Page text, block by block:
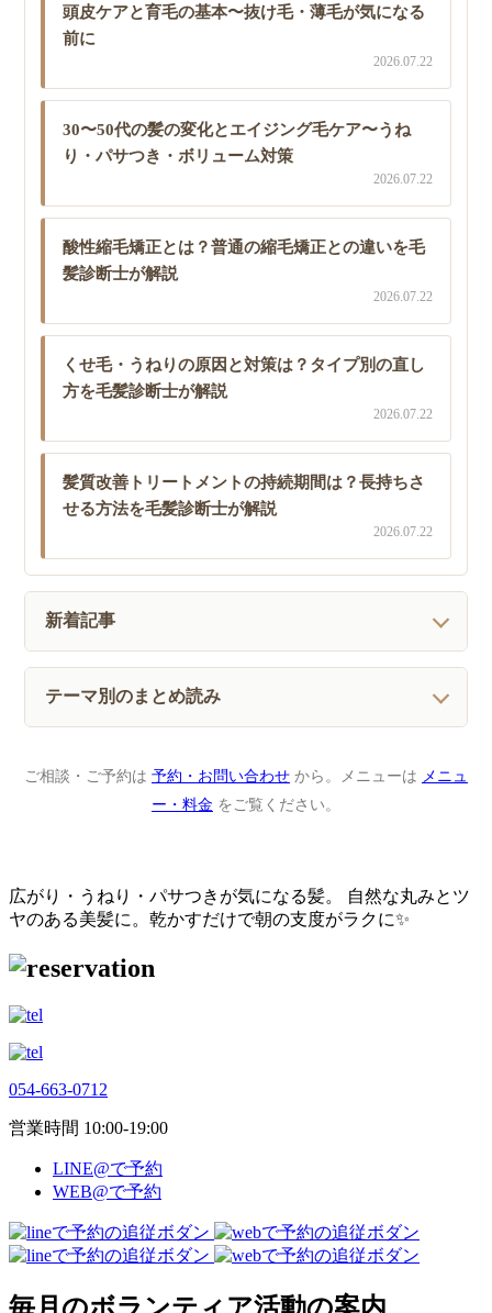
頭皮ケアと育毛の基本〜抜け毛・薄毛が気になる
前に
2026.07.22
30〜50代の髪の変化とエイジング毛ケア〜うね
り・パサつき・ボリューム対策
2026.07.22
酸性縮毛矯正とは？普通の縮毛矯正との違いを毛
髪診断士が解説
2026.07.22
くせ毛・うねりの原因と対策は？タイプ別の直し
方を毛髪診断士が解説
2026.07.22
髪質改善トリートメントの持続期間は？長持ちさ
せる方法を毛髪診断士が解説
2026.07.22
新着記事
テーマ別のまとめ読み
ご相談・ご予約は 予約・お問い合わせ から。メニューは メニュ
ー・料金 をご覧ください。
広がり・うねり・パサつきが気になる髪。
自然な丸みとツ
ヤのある美髪に。乾かすだけで朝の支度がラクに✨
054-663-0712
営業時間 10:00-19:00
LINE@で予約
WEB@で予約
毎月のボランティア活動の案内